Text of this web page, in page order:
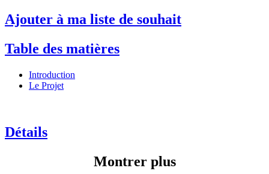
Ajouter à ma liste de souhait
Table des matières
Introduction
Le Projet
Détails
Montrer plus